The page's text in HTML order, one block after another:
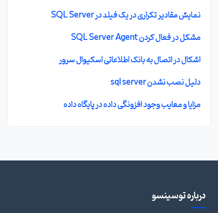
نمایش مقادیر تکراری در یک فیلد در SQL Server
مشکل در فعال کردن SQL Server Agent
اشکال در اتصال به بانک اطلاعاتی اسکیوال سرور
دلیل نصب نشدن sql server
مزایا و معایب وجود افزونگی داده در پایگاه داده
درباره توسینسو